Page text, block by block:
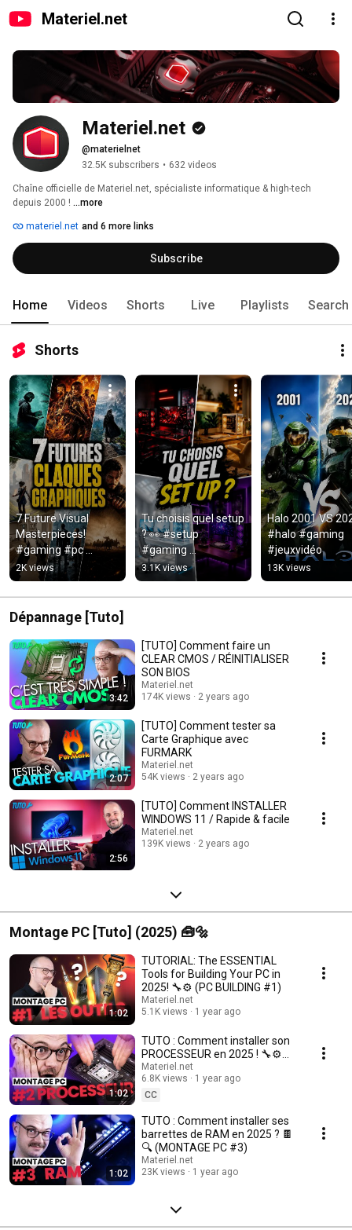
Materiel.net
Materiel.net
@materielnet
32.5K subscribers • 632 videos
Chaîne officielle de Materiel.net, spécialiste informatique & high-tech
depuis 2000 ! ...more
materiel.net and 6 more links
Subscribe
Home Videos Shorts Live Playlists Search
Shorts
7 Future Visual
Masterpieces!
#gaming #pc
#videogames
2K views
Tu choisis quel setup
? 👀 #setup
#gaming
#pcgaming
3.1K views
Halo 2001 VS
#halo #gaming
#jeuxvidéo
13K views
Dépannage [Tuto]
3:42
[TUTO] Comment faire un
CLEAR CMOS / RÉINITIALISER
SON BIOS
Materiel.net
174K views
2 years ago
2:07
[TUTO] Comment tester sa
Carte Graphique avec
FURMARK
Materiel.net
54K views
2 years ago
2:56
[TUTO] Comment INSTALLER
WINDOWS 11 / Rapide & facile
Materiel.net
139K views
2 years ago
Montage PC [Tuto] (2025) 🧰🔩
1:02
TUTORIAL: The ESSENTIAL
Tools for Building Your PC in
2025! 🔧⚙️ (PC BUILDING #1)
Materiel.net
5.1K views
1 year ago
1:02
TUTO : Comment installer son
PROCESSEUR en 2025 ! 🔧⚙️
(MONTAGE PC #2)
Materiel.net
6.8K views
1 year ago
CC
1:02
TUTO : Comment installer ses
barrettes de RAM en 2025 ? 🍫
🔍 (MONTAGE PC #3)
Materiel.net
23K views
1 year ago